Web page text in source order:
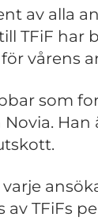
av alla
TFiF har
vårens
som
av TFiFs